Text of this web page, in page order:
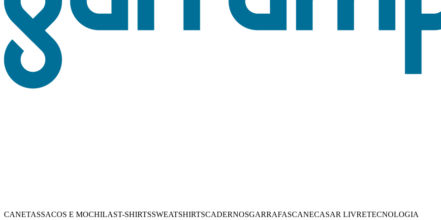
CANETASSACOS E MOCHILAST-SHIRTSSWEATSHIRTSCADERNOSGARRAFASCANECASAR LIVRETECNOLOGIA